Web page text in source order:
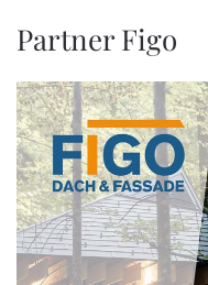
Partner Figo